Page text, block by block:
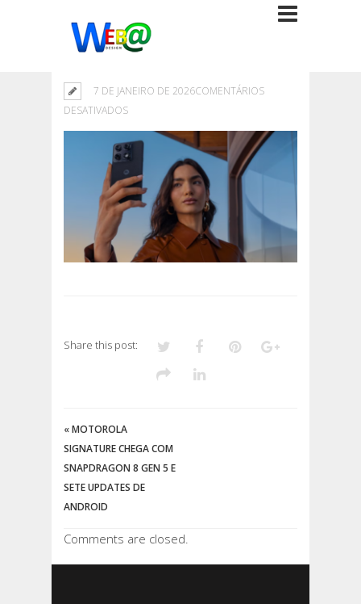
7 DE JANEIRO DE 2026COMENTÁRIOS
DESATIVADOSEM
Share this post:
«MOTOROLA
SIGNATURE CHEGA COM
SNAPDRAGON 8 GEN 5 E
SETE UPDATES DE
ANDROID
Comments are closed.